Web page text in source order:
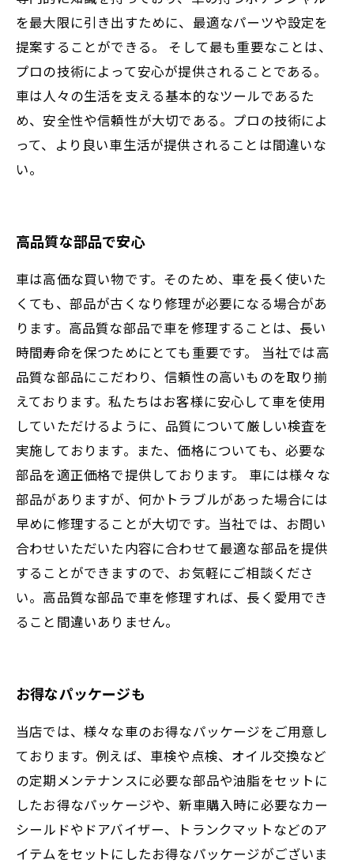
を最大限に引き出すために、最適なパーツや設定を
提案することができる。 そして最も重要なことは、
プロの技術によって安心が提供されることである。
車は人々の生活を支える基本的なツールであるた
め、安全性や信頼性が大切である。プロの技術によ
って、より良い車生活が提供されることは間違いな
い。
高品質な部品で安心
車は高価な買い物です。そのため、車を長く使いた
くても、部品が古くなり修理が必要になる場合があ
ります。高品質な部品で車を修理することは、長い
時間寿命を保つためにとても重要です。 当社では高
品質な部品にこだわり、信頼性の高いものを取り揃
えております。私たちはお客様に安心して車を使用
していただけるように、品質について厳しい検査を
実施しております。また、価格についても、必要な
部品を適正価格で提供しております。 車には様々な
部品がありますが、何かトラブルがあった場合には
早めに修理することが大切です。当社では、お問い
合わせいただいた内容に合わせて最適な部品を提供
することができますので、お気軽にご相談くださ
い。高品質な部品で車を修理すれば、長く愛用でき
ること間違いありません。
お得なパッケージも
当店では、様々な車のお得なパッケージをご用意し
ております。例えば、車検や点検、オイル交換など
の定期メンテナンスに必要な部品や油脂をセットに
したお得なパッケージや、新車購入時に必要なカー
シールドやドアバイザー、トランクマットなどのア
イテムをセットにしたお得なパッケージがございま